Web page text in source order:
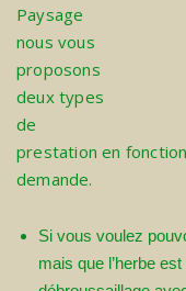
Paysage
nous vous
proposons
deux types
de
prestation en
demande.
Si vous voulez
mais que l’herbe